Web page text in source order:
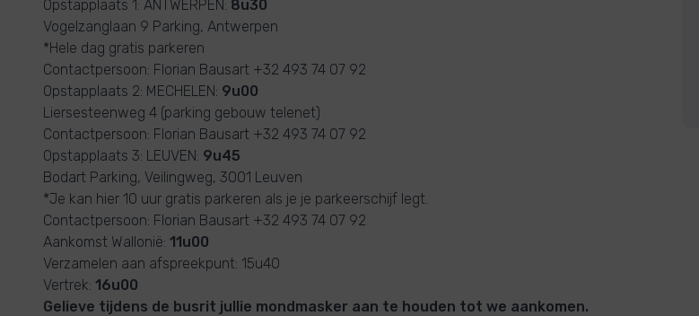
Opstapplaats 1: ANTWERPEN: 8u30
Vogelzanglaan 9 Parking, Antwerpen
*Hele dag gratis parkeren
Contactpersoon: Florian Bausart +32 493 74 07 92
Opstapplaats 2: MECHELEN: 9u00
Liersesteenweg 4 (parking gebouw telenet)
Contactpersoon: Florian Bausart +32 493 74 07 92
Opstapplaats 3: LEUVEN: 9u45
Bodart Parking, Veilingweg, 3001 Leuven
*Je kan hier 10 uur gratis parkeren als je je parkeerschijf legt.
Contactpersoon: Florian Bausart +32 493 74 07 92
Aankomst Wallonië: 11u00
Verzamelen aan afspreekpunt: 15u40
Vertrek: 16u00
Gelieve tijdens de busrit jullie mondmasker aan te houden tot we aankomen.